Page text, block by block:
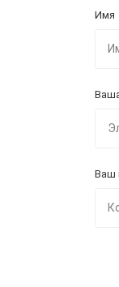
Имя
Ваш